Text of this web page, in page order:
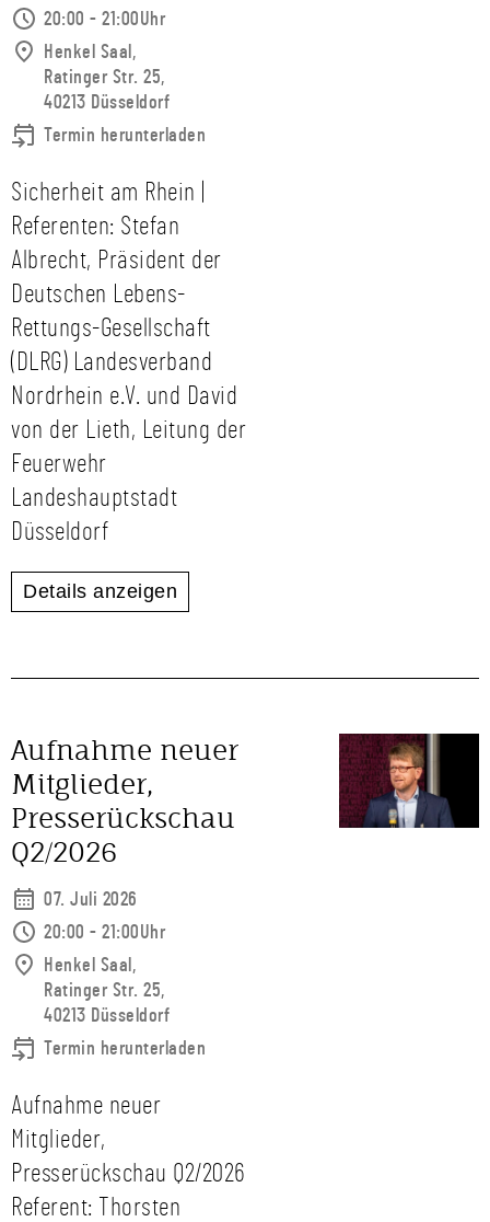
20:00 - 21:00Uhr
Henkel Saal,
Ratinger Str. 25,
40213 Düsseldorf
Termin herunterladen
Sicherheit am Rhein |
Referenten: Stefan
Albrecht, Präsident der
Deutschen Lebens-
Rettungs-Gesellschaft
(DLRG) Landesverband
Nordrhein e.V. und David
von der Lieth, Leitung der
Feuerwehr
Landeshauptstadt
Düsseldorf
Details anzeigen
Aufnahme neuer
Mitglieder,
Presserückschau
Q2/2026
07. Juli 2026
20:00 - 21:00Uhr
Henkel Saal,
Ratinger Str. 25,
40213 Düsseldorf
Termin herunterladen
Aufnahme neuer
Mitglieder,
Presserückschau Q2/2026
Referent: Thorsten